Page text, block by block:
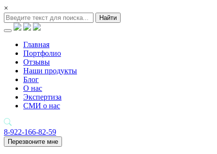
×
Найти
Главная
Портфолио
Отзывы
Наши продукты
Блог
О нас
Экспертиза
СМИ о нас
8-922-166-82-59
Перезвоните мне